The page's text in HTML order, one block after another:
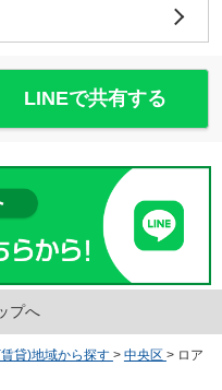
LINEで共有する
プへ
貸)地域から探す > 中央区 > ロア